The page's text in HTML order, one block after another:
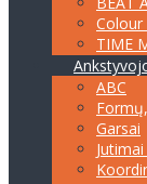
Colour
TIME
ABC
Garsai